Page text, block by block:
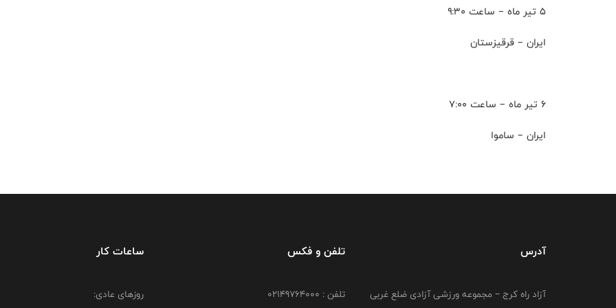
5 تیر ماه – ساعت ۹:۳۰
ایران – قرقیزستان
6 تیر ماه – ساعت ۷:۰۰
ایران – ساموا
آدرس
آزاد راه کرج – مجموعه ورزشی آزادی ضلع غربی
تلفن و فکس
تلفن : 02149764000
ساعات کار
روزهای عادی: